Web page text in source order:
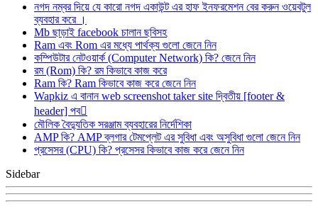
নগদ নম্বর দিয়ে যে কারো নগদ একাউন্ট এর হাফ ইনফরমেশন বের করুন ওয়েবটুল
ব্যবহার করে ।
Mb ছাড়াই facebook চালান ছবিসহ
Ram এবং Rom এর মধ্যে পার্থক্য গুলো জেনে নিন
কম্পিউটার নেটওয়ার্ক (Computer Network) কি? জেনে নিন
রম (Rom) কি? রম কিভাবে কাজ করে
Ram কি? Ram কিভাবে কাজ করে জেনে নিন
Wapkiz এ বানান web screenshot taker site দ্বিতীয় [footer &
header] পব
মৌলিক বৈদ্যুতিক সরঞ্জাম ব্যবহারের নির্দেশিকা
AMP কি? AMP ব্লগার টেমপ্লেট এর সুবিধা এবং অসুবিধা গুলো জেনে নিন
প্রসেসর (CPU) কি? প্রসেসর কিভাবে কাজ করে জেনে নিন
Sidebar